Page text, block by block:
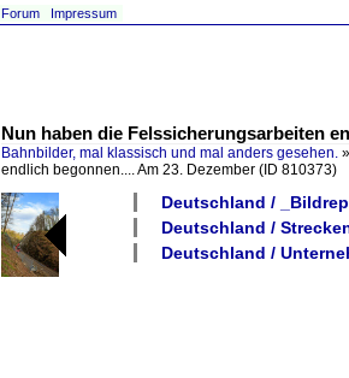
Forum Impressum
Nun haben die Felssicherungsarbeiten
Bahnbilder, mal klassisch und mal anders gesehen. »
endlich begonnen.... Am 23. Dezember (ID 810373)
Deutschland /
Deutschland /
Deutschland /